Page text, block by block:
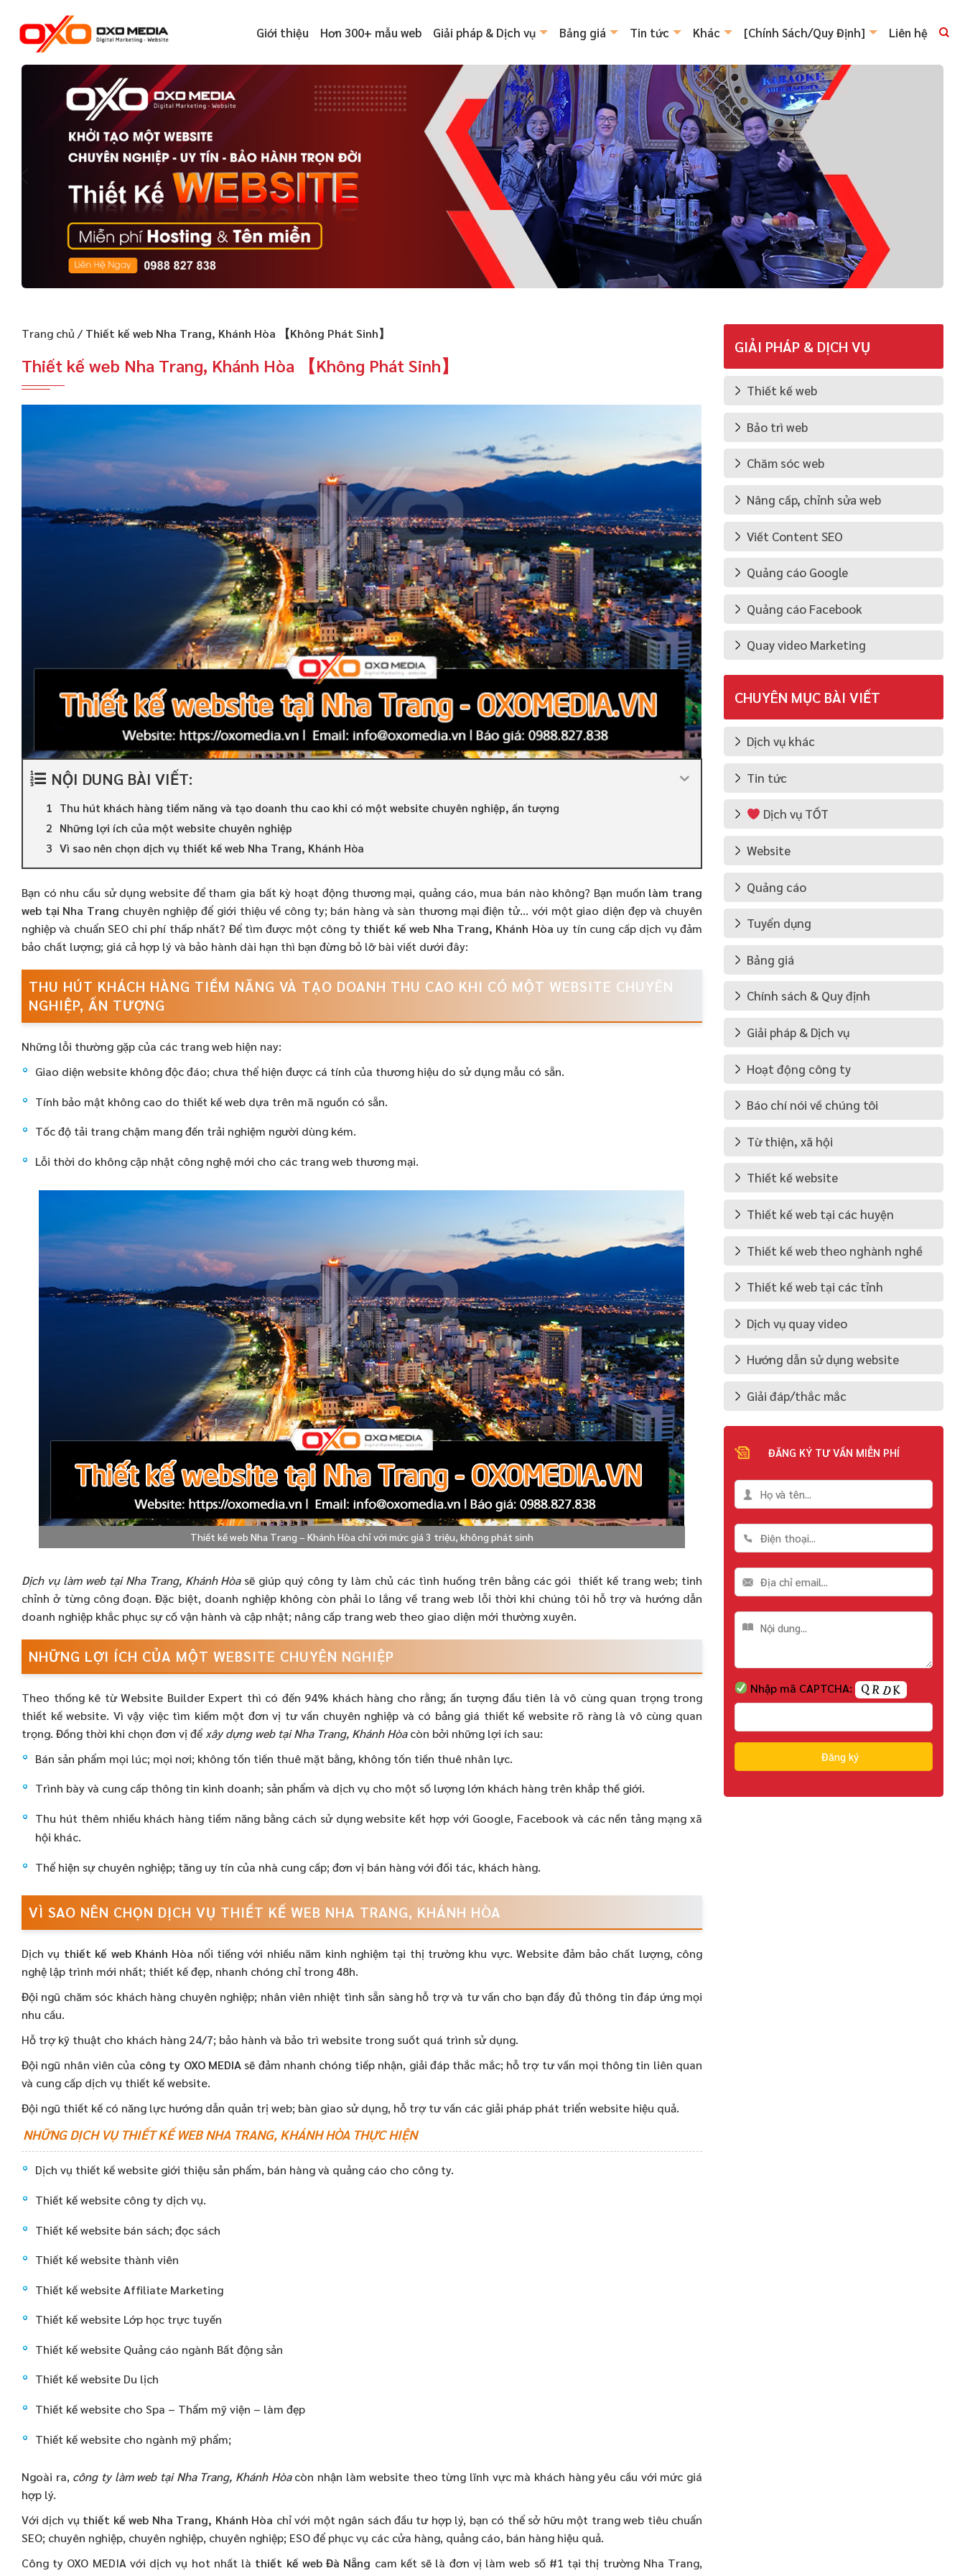
content
Giới thiệu Hơn 300+ mẫu web Giải pháp & Dịch vụ Bảng giá Tin tức Khác [Chính Sách/Quy Định] Liên hệ
Trang chủ / Thiết kế web Nha Trang, Khánh Hòa 【Không Phát Sinh】
Thiết kế web Nha Trang, Khánh Hòa 【Không Phát Sinh】
NỘI DUNG BÀI VIẾT:
Thu hút khách hàng tiềm năng và tạo doanh thu cao khi có một website chuyên nghiệp, ấn tượng
Những lợi ích của một website chuyên nghiệp
Vì sao nên chọn dịch vụ thiết kế web Nha Trang, Khánh Hòa
Bạn có nhu cầu sử dụng website để tham gia bất kỳ hoạt động thương mại, quảng cáo, mua bán nào không? Bạn muốn làm trang
web tại Nha Trang chuyên nghiệp để giới thiệu về công ty; bán hàng và sàn thương mại điện tử… với một giao diện đẹp và chuyên
nghiệp và chuẩn SEO chi phí thấp nhất? Để tìm được một công ty thiết kế web Nha Trang, Khánh Hòa uy tín cung cấp dịch vụ đảm
bảo chất lượng; giá cả hợp lý và bảo hành dài hạn thì bạn đừng bỏ lỡ bài viết dưới đây:
THU HÚT KHÁCH HÀNG TIỀM NĂNG VÀ TẠO DOANH THU CAO KHI CÓ MỘT WEBSITE CHUYÊN
NGHIỆP, ẤN TƯỢNG
Những lỗi thường gặp của các trang web hiện nay:
Giao diện website không độc đáo; chưa thể hiện được cá tính của thương hiệu do sử dụng mẫu có sẵn.
Tính bảo mật không cao do thiết kế web dựa trên mã nguồn có sẵn.
Tốc độ tải trang chậm mang đến trải nghiệm người dùng kém.
Lỗi thời do không cập nhật công nghệ mới cho các trang web thương mại.
Thiết kế web Nha Trang – Khánh Hòa chỉ với mức giá 3 triệu, không phát sinh
Dịch vụ làm web tại Nha Trang, Khánh Hòa sẽ giúp quý công ty làm chủ các tình huống trên bằng các gói thiết kế trang web; tinh
chỉnh ở từng công đoạn. Đặc biệt, doanh nghiệp không còn phải lo lắng về trang web lỗi thời khi chúng tôi hỗ trợ và hướng dẫn
doanh nghiệp khắc phục sự cố vận hành và cập nhật; nâng cấp trang web theo giao diện mới thường xuyên.
NHỮNG LỢI ÍCH CỦA MỘT WEBSITE CHUYÊN NGHIỆP
Theo thống kê từ Website Builder Expert thì có đến 94% khách hàng cho rằng; ấn tượng đầu tiên là vô cùng quan trọng trong
thiết kế website. Vì vậy việc tìm kiếm một đơn vị tư vấn chuyên nghiệp và có bảng giá thiết kế website rõ ràng là vô cùng quan
trọng. Đồng thời khi chọn đơn vị để xây dựng web tại Nha Trang, Khánh Hòacòn bởi những lợi ích sau:
Bán sản phẩm mọi lúc; mọi nơi; không tốn tiền thuê mặt bằng, không tốn tiền thuê nhân lực.
Trình bày và cung cấp thông tin kinh doanh; sản phẩm và dịch vụ cho một số lượng lớn khách hàng trên khắp thế giới.
Thu hút thêm nhiều khách hàng tiềm năng bằng cách sử dụng website kết hợp với Google, Facebook và các nền tảng mạng xã
hội khác.
Thể hiện sự chuyên nghiệp; tăng uy tín của nhà cung cấp; đơn vị bán hàng với đối tác, khách hàng.
VÌ SAO NÊN CHỌN DỊCH VỤ THIẾT KẾ WEB NHA TRANG, KHÁNH HÒA
Dịch vụ thiết kế web Khánh Hòa nổi tiếng với nhiều năm kinh nghiệm tại thị trường khu vực. Website đảm bảo chất lượng, công
nghệ lập trình mới nhất; thiết kế đẹp, nhanh chóng chỉ trong 48h.
Đội ngũ chăm sóc khách hàng chuyên nghiệp; nhân viên nhiệt tình sẵn sàng hỗ trợ và tư vấn cho bạn đầy đủ thông tin đáp ứng mọi
nhu cầu.
Hỗ trợ kỹ thuật cho khách hàng 24/7; bảo hành và bảo trì website trong suốt quá trình sử dụng.
Đội ngũ nhân viên của công ty OXO MEDIAsẽ đảm nhanh chóng tiếp nhận, giải đáp thắc mắc; hỗ trợ tư vấn mọi thông tin liên quan
và cung cấp dịch vụ thiết kế website.
Đội ngũ thiết kế có năng lực hướng dẫn quản trị web; bàn giao sử dụng, hỗ trợ tư vấn các giải pháp phát triển website hiệu quả.
NHỮNG DỊCH VỤ THIẾT KẾ WEB NHA TRANG, KHÁNH HÒA THỰC HIỆN
Dịch vụ thiết kế website giới thiệu sản phẩm, bán hàng và quảng cáo cho công ty.
Thiết kế website công ty dịch vụ.
Thiết kế website bán sách; đọc sách
Thiết kế website thành viên
Thiết kế website Affiliate Marketing
Thiết kế website Lớp học trực tuyến
Thiết kế website Quảng cáo ngành Bất động sản
Thiết kế website Du lịch
Thiết kế website cho Spa – Thẩm mỹ viện – làm đẹp
Thiết kế website cho ngành mỹ phẩm;
Ngoài ra, công ty làm web tại Nha Trang, Khánh Hòacòn nhận làm website theo từng lĩnh vực mà khách hàng yêu cầu với mức giá
hợp lý.
Với dịch vụ thiết kế web Nha Trang, Khánh Hòa chỉ với một ngân sách đầu tư hợp lý, bạn có thể sở hữu một trang web tiêu chuẩn
SEO; chuyên nghiệp, chuyên nghiệp, chuyên nghiệp; ESO để phục vụ các cửa hàng, quảng cáo, bán hàng hiệu quả.
Công ty OXO MEDIA với dịch vụ hot nhất là thiết kế web Đà Nẵng cam kết sẽ là đơn vị làm web số #1 tại thị trường Nha Trang,
GIẢI PHÁP & DỊCH VỤ
Thiết kế web
Bảo trì web
Chăm sóc web
Nâng cấp, chỉnh sửa web
Viết Content SEO
Quảng cáo Google
Quảng cáo Facebook
Quay video Marketing
CHUYÊN MỤC BÀI VIẾT
Dịch vụ khác
Tin tức
Dịch vụ TỐT
Website
Quảng cáo
Tuyển dụng
Bảng giá
Chính sách & Quy định
Giải pháp & Dịch vụ
Hoạt động công ty
Báo chí nói về chúng tôi
Từ thiện, xã hội
Thiết kế website
Thiết kế web tại các huyện
Thiết kế web theo nghành nghề
Thiết kế web tại các tỉnh
Dịch vụ quay video
Hướng dẫn sử dụng website
Giải đáp/thắc mắc
ĐĂNG KÝ TƯ VẤN MIỄN PHÍ
Nhập mã CAPTCHA: